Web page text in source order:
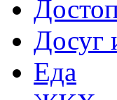
Досуг
Еда